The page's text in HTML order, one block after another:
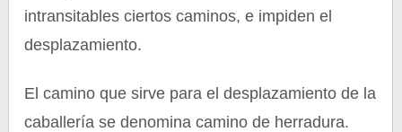
intransitables ciertos caminos, e impiden el
desplazamiento.
El camino que sirve para el desplazamiento de la
caballería se denomina camino de herradura.